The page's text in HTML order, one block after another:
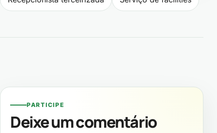
PARTICIPE
Deixe um comentário